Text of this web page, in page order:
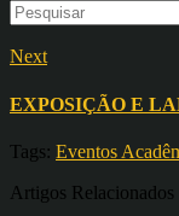
Next
EXPOSIÇÃO E
Tags: Eventos
Artigos Relacionados